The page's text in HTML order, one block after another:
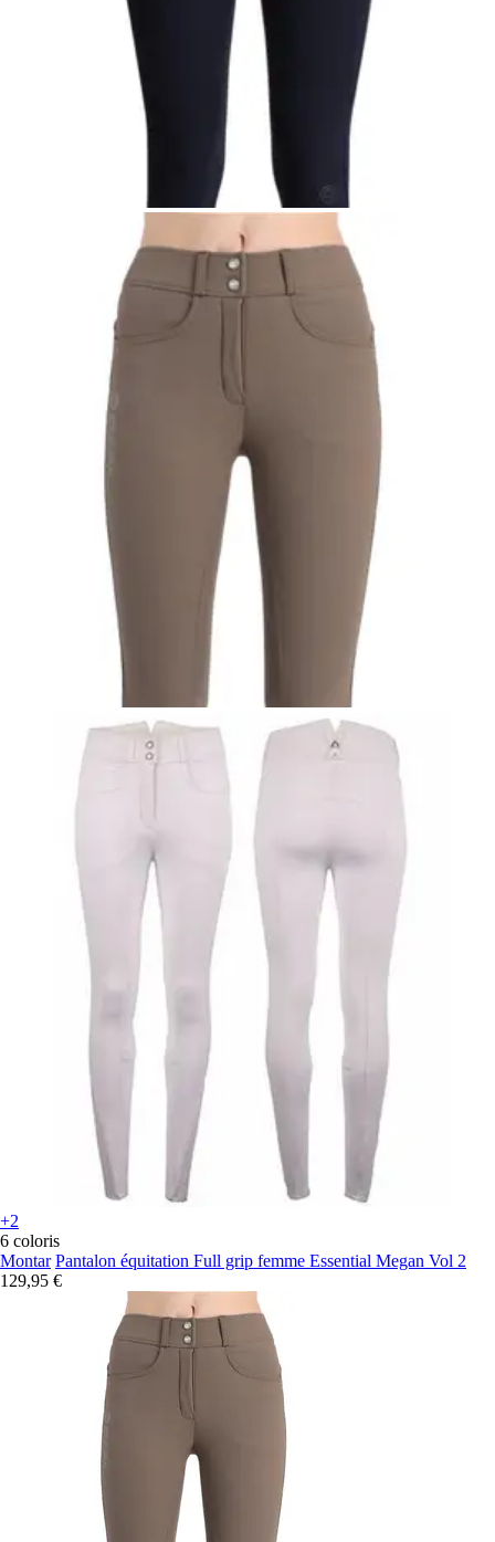
+2
6 coloris
Montar Pantalon équitation Full grip femme Essential Megan Vol 2
129,95 €